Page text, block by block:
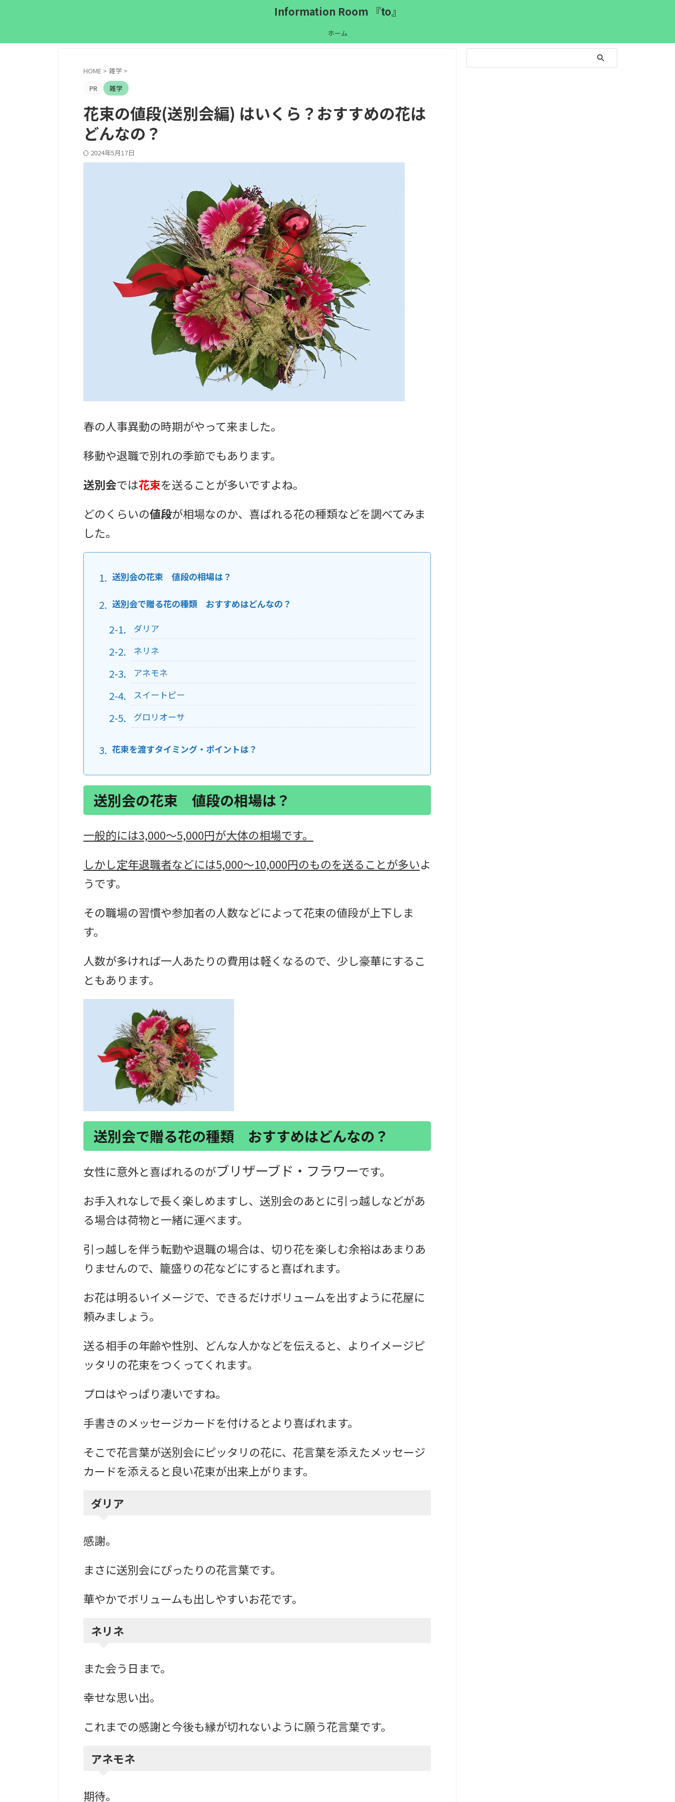
Information Room 『to』
ホーム
HOME > 雑学 >
PR
雑学
花束の値段(送別会編) はいくら？おすすめの花は
どんなの？
2024年5月17日
春の人事異動の時期がやって来ました。
移動や退職で別れの季節でもあります。
送別会では花束を送ることが多いですよね。
どのくらいの値段が相場なのか、喜ばれる花の種類などを調べてみま
した。
送別会の花束 値段の相場は？
送別会で贈る花の種類 おすすめはどんなの？
ダリア
ネリネ
アネモネ
スイートピー
グロリオーサ
花束を渡すタイミング・ポイントは？
送別会の花束 値段の相場は？
一般的には3,000～5,000円が大体の相場です。
しかし定年退職者などには5,000～10,000円のものを送ることが多いよ
うです。
その職場の習慣や参加者の人数などによって花束の値段が上下しま
す。
人数が多ければ一人あたりの費用は軽くなるので、少し豪華にするこ
ともあります。
送別会で贈る花の種類 おすすめはどんなの？
女性に意外と喜ばれるのがブリザーブド・フラワーです。
お手入れなしで長く楽しめますし、送別会のあとに引っ越しなどがあ
る場合は荷物と一緒に運べます。
引っ越しを伴う転勤や退職の場合は、切り花を楽しむ余裕はあまりあ
りませんので、籠盛りの花などにすると喜ばれます。
お花は明るいイメージで、できるだけボリュームを出すように花屋に
頼みましょう。
送る相手の年齢や性別、どんな人かなどを伝えると、よりイメージピ
ッタリの花束をつくってくれます。
プロはやっぱり凄いですね。
手書きのメッセージカードを付けるとより喜ばれます。
そこで花言葉が送別会にピッタリの花に、花言葉を添えたメッセージ
カードを添えると良い花束が出来上がります。
ダリア
感謝。
まさに送別会にぴったりの花言葉です。
華やかでボリュームも出しやすいお花です。
ネリネ
また会う日まで。
幸せな思い出。
これまでの感謝と今後も縁が切れないように願う花言葉です。
アネモネ
期待。